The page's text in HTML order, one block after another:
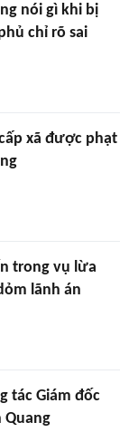
nói gì khi bị
chỉ rõ sai
xã được phạt
trong vụ lừa
lãnh án
tác Giám đốc
Quang